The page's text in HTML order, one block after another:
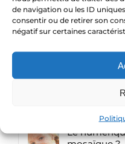
de navigation ou les ID
consentir ou de retirer son
négatif sur certaines
Flux des
Le